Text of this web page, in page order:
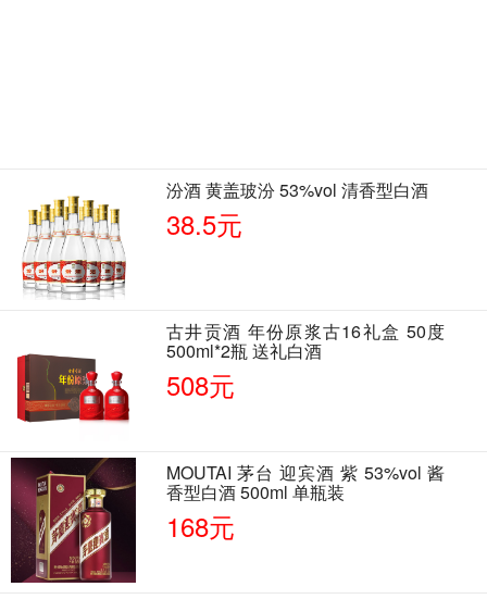
汾酒 黄盖玻汾 53%vol 清香型白酒
38.5元
古井贡酒 年份原浆古16礼盒 50度
500ml*2瓶 送礼白酒
508元
MOUTAI 茅台 迎宾酒 紫 53%vol 酱
香型白酒 500ml 单瓶装
168元